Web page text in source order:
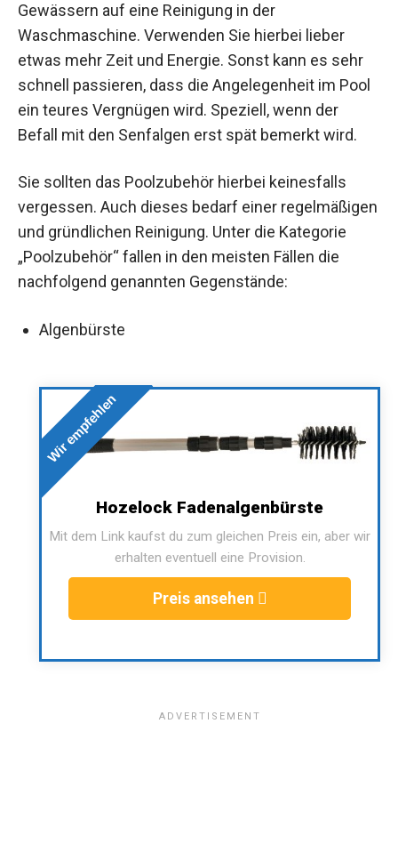
Gewässern auf eine Reinigung in der
Waschmaschine. Verwenden Sie hierbei lieber
etwas mehr Zeit und Energie. Sonst kann es sehr
schnell passieren, dass die Angelegenheit im Pool
ein teures Vergnügen wird. Speziell, wenn der
Befall mit den Senfalgen erst spät bemerkt wird.
Sie sollten das Poolzubehör hierbei keinesfalls
vergessen. Auch dieses bedarf einer regelmäßigen
und gründlichen Reinigung. Unter die Kategorie
„Poolzubehör“ fallen in den meisten Fällen die
nachfolgend genannten Gegenstände:
Algenbürste
Wir empfehlen
Hozelock Fadenalgenbürste
Mit dem Link kaufst du zum gleichen Preis ein, aber wir
erhalten eventuell eine Provision.
Preis ansehen